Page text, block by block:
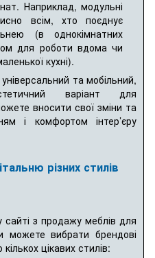
Наприклад, модульні
всім, хто поєднує
(в однокімнатних
для роботи вдома чи
кухні).
та мобільний,
варіант для
вносити свої зміни та
і комфортом інтер’єру
різних стилів
з продажу меблів для
вибрати брендові
цікавих стилів: